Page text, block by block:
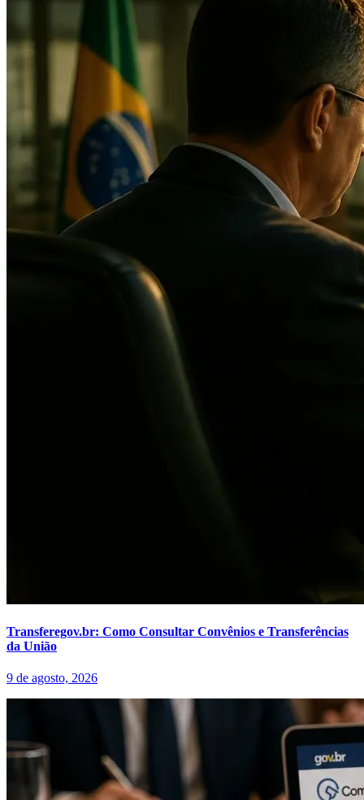
Transferegov.br: Como Consultar Convênios e Transferências
da União
9 de agosto, 2026